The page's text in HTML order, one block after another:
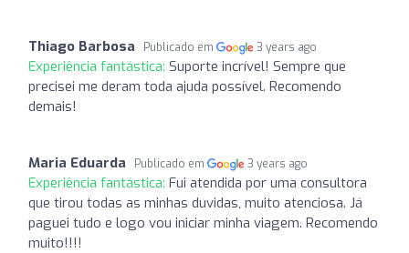
Thiago Barbosa Publicado em 3 years ago
Experiência fantástica: Suporte incrível! Sempre que
precisei me deram toda ajuda possível. Recomendo
demais!
Maria Eduarda Publicado em 3 years ago
Experiência fantástica: Fui atendida por uma consultora
que tirou todas as minhas duvidas, muito atenciosa. Já
paguei tudo e logo vou iniciar minha viagem. Recomendo
muito!!!!